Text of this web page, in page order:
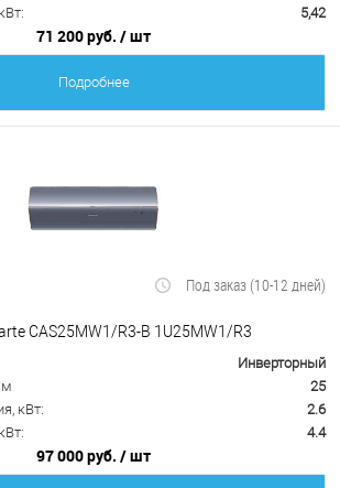
5,42
71 200 руб. / шт
Подробнее
Под заказ (10-12 дней)
CAS25MW1/R3-B 1U25MW1/R3
Инверторный
25
кВт:
2.6
4.4
97 000 руб. / шт